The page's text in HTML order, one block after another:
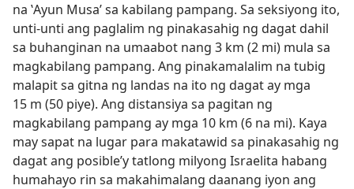
na ʽAyun Musaʼ sa kabilang pampang. Sa seksiyong ito,
unti-unti ang paglalim ng pinakasahig ng dagat dahil
sa buhanginan na umaabot nang 3 km (2 mi) mula sa
magkabilang pampang. Ang pinakamalalim na tubig
malapit sa gitna ng landas na ito ng dagat ay mga
15 m (50 piye). Ang distansiya sa pagitan ng
magkabilang pampang ay mga 10 km (6 na mi). Kaya
may sapat na lugar para makatawid sa pinakasahig ng
dagat ang posible’y tatlong milyong Israelita habang
humahayo rin sa makahimalang daanang iyon ang